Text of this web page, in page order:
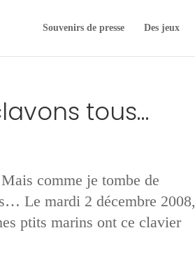
Souvenirs de presse Des jeux
tous…
comme je tombe de
Le mardi 2 décembre 2008,
ptits marins ont ce clavier